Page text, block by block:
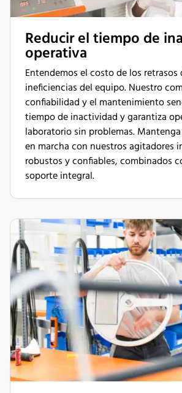
Reducir el tiempo de
operativa
Entendemos el costo de los
ineficiencias del equipo. Nuestro
confiabilidad y el mantenimiento
tiempo de inactividad y garantiza
laboratorio sin problemas.
en marcha con nuestros agitadores
robustos y confiables, combinados
soporte integral.